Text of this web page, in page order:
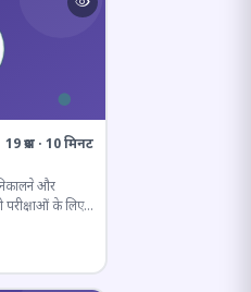
19 प्रश्न · 10 मिनट
और
परीक्षाओं के लिए